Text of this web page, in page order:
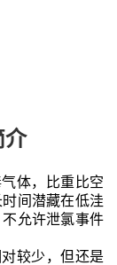
介
体，
比重比空
间潜藏在低洼
不允许泄氯事件
较少，但还是